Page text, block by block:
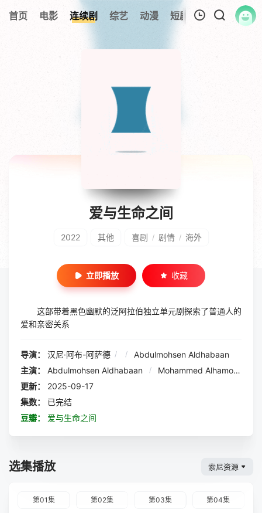
首页 电影 连续剧 综艺 动漫 短剧大全 纪录片
爱与生命之间
2022 其他 喜剧 / 剧情 / 海外
立即播放 收藏
这部带着黑色幽默的泛阿拉伯独立单元剧探索了普通人的
爱和亲密关系
导演： 汉尼·阿布-阿萨德 / /
Abdulmohsen Aldhabaan
主演：
Abdulmohsen Aldhabaan / Mohammed Alhamoud
更新：
2025-09-17
集数：
已完结
豆瓣：
爱与生命之间
选集播放 索尼资源
第01集 第02集 第03集 第04集